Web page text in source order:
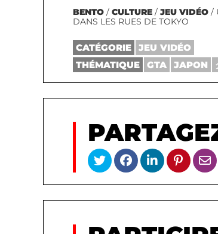
BENTO/ CULTURE/JEU VIDÉO/
DANS LES RUES DE TOKYO
CATÉGORIE
JEU VIDÉO
THÉMATIQUE
GTA JAPON